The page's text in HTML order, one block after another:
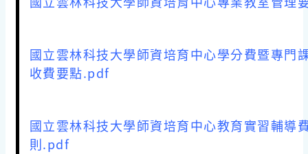
國立雲林科技大學師資培育中心學分費暨專門
收費要點.pdf
國立雲林科技大學師資培育中心教育實習輔導
則.pdf